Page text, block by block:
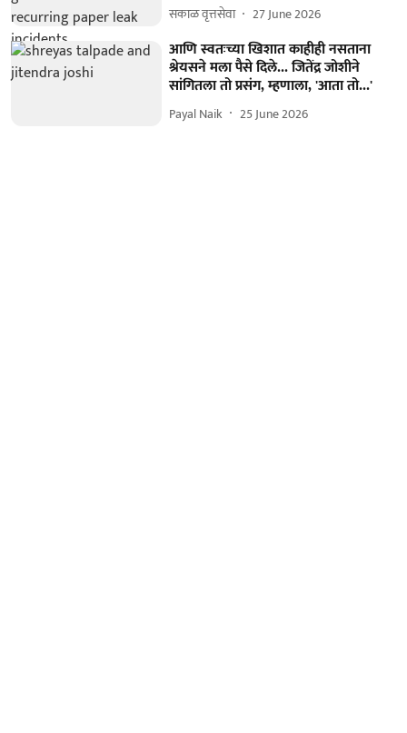
सकाळ वृत्तसेवा 27 June 2026
आणि स्वतःच्या खिशात काहीही नसताना
श्रेयसने मला पैसे दिले... जितेंद्र जोशीने
सांगितला तो प्रसंग, म्हणाला, 'आता तो...'
Payal Naik 25 June 2026